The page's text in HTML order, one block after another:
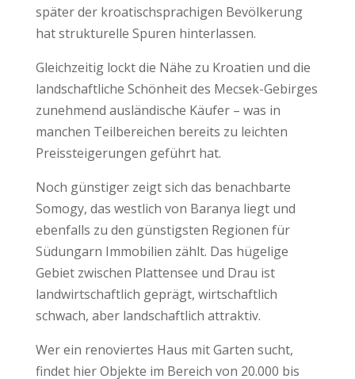
später der kroatischsprachigen Bevölkerung
hat strukturelle Spuren hinterlassen.
Gleichzeitig lockt die Nähe zu Kroatien und die
landschaftliche Schönheit des Mecsek-Gebirges
zunehmend ausländische Käufer – was in
manchen Teilbereichen bereits zu leichten
Preissteigerungen geführt hat.
Noch günstiger zeigt sich das benachbarte
Somogy, das westlich von Baranya liegt und
ebenfalls zu den günstigsten Regionen für
Südungarn Immobilien zählt. Das hügelige
Gebiet zwischen Plattensee und Drau ist
landwirtschaftlich geprägt, wirtschaftlich
schwach, aber landschaftlich attraktiv.
Wer ein renoviertes Haus mit Garten sucht,
findet hier Objekte im Bereich von 20.000 bis